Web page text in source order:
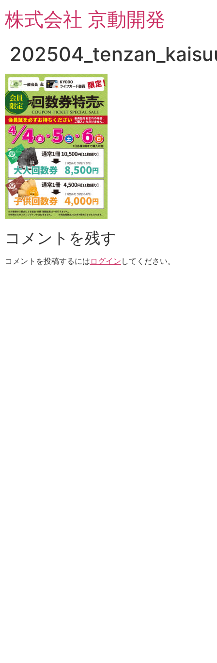
ン
テ
ス
キ
ッ
プ
株式会社 京動開発
コメントを残す
コメントを投稿するには ログイン してください。